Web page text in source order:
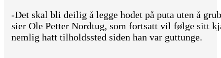
-Det skal bli deilig å legge hodet på puta uten å
sier Ole Petter Nordtug, som fortsatt vil følge sitt
nemlig hatt tilholdssted siden han var guttunge.